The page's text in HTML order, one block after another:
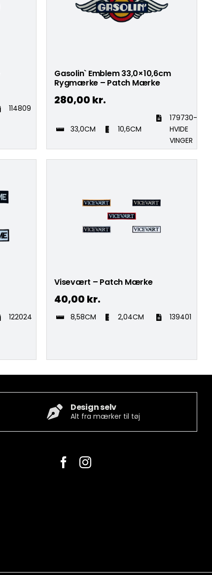
114809
Gasolin` Emblem 33,0×10,6cm
Rygmærke – Patch Mærke
280,00 kr.
33,0CM 10,6CM
179730-
HVIDE
VINGER
122024
Visevært – Patch Mærke
40,00 kr.
8,58CM 2,04CM 139401
Design selv
Alt fra mærker til tøj